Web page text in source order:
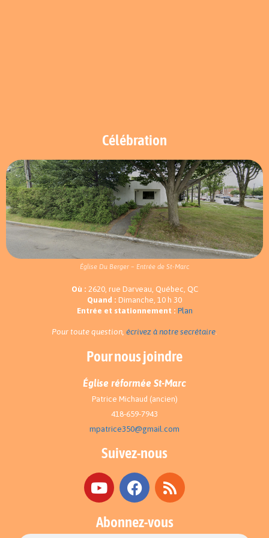
Célébration
Église Du Berger – Entrée de St-Marc
Où : 2620, rue Darveau, Québec, QC
Quand : Dimanche, 10 h 30
Entrée et stationnement : Plan
Pour toute question, écrivez à notre secrétaire
Pour nous joindre
Église réformée St-Marc
Patrice Michaud (ancien)
418-659-7943
mpatrice350@gmail.com
Suivez-nous
Abonnez-vous